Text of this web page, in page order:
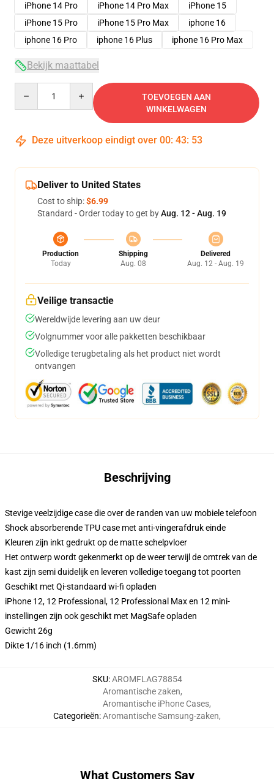
iPhone 14 Pro
iPhone 14 Pro Max
iPhone 15
iPhone 15 Pro
iPhone 15 Pro Max
iphone 16
iphone 16 Pro
iphone 16 Plus iphone 16 Pro Max
Bekijk maattabel
TOEVOEGEN AAN
WINKELWAGEN
Deze uitverkoop eindigt over 00: 43: 53
Deliver to United States
Cost to ship:$6.99
Standard - Order today to get byAug. 12 - Aug. 19
Production
Today
Shipping
Aug. 08
Delivered
Aug. 12 - Aug. 19
Veilige transactie
Wereldwijde levering aan uw deur
Volgnummer voor alle pakketten beschikbaar
Volledige terugbetaling als het product niet wordt
ontvangen
Beschrijving
Stevige veelzijdige case die over de randen van uw mobiele telefoon
Shock absorberende TPU case met anti-vingerafdruk einde
Kleuren zijn inkt gedrukt op de matte schelpvloer
Het ontwerp wordt gekenmerkt op de weer terwijl de omtrek van de
kast zijn semi duidelijk en leveren volledige toegang tot poorten
Geschikt met Qi-standaard wi-fi opladen
iPhone 12, 12 Professional, 12 Professional Max en 12 mini-
instellingen zijn ook geschikt met MagSafe opladen
Gewicht 26g
Dikte 1/16 inch (1.6mm)
SKU:AROMFLAG78854
Categorieën:
Aromantische zaken,
Aromantische iPhone Cases,
Aromantische Samsung-zaken,
What Customers Say